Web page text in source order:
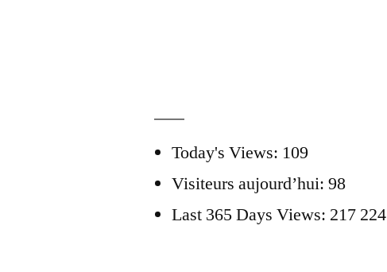
Today's Views: 109
Visiteurs aujourd’hui:98
Last 365 Days Views: 217 224